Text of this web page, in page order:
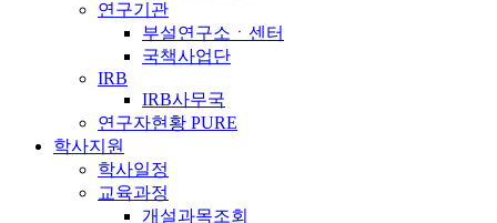
연구기관
부설연구소ㆍ센터
국책사업단
IRB
IRB사무국
연구자현황 PURE
학사지원
학사일정
교육과정
개설과목조회